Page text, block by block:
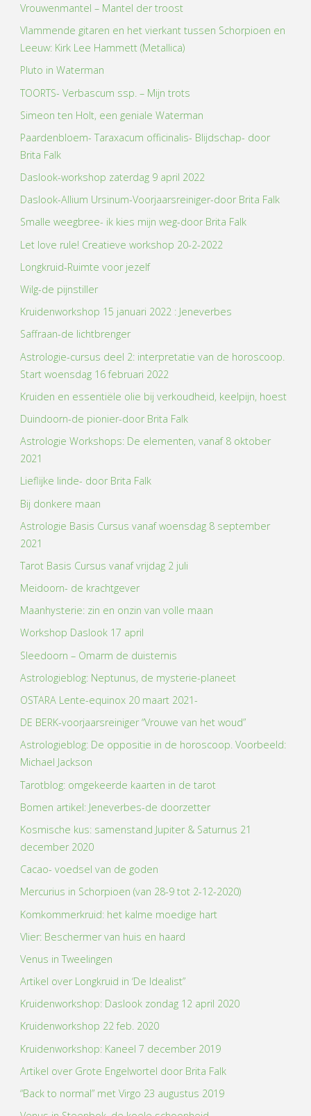
Vrouwenmantel – Mantel der troost
Vlammende gitaren en het vierkant tussen Schorpioen en
Leeuw: Kirk Lee Hammett (Metallica)
Pluto in Waterman
TOORTS- Verbascum ssp. – Mijn trots
Simeon ten Holt, een geniale Waterman
Paardenbloem- Taraxacum officinalis- Blijdschap- door
Brita Falk
Daslook-workshop zaterdag 9 april 2022
Daslook-Allium Ursinum-Voorjaarsreiniger-door Brita Falk
Smalle weegbree- ik kies mijn weg-door Brita Falk
Let love rule! Creatieve workshop 20-2-2022
Longkruid-Ruimte voor jezelf
Wilg-de pijnstiller
Kruidenworkshop 15 januari 2022 : Jeneverbes
Saffraan-de lichtbrenger
Astrologie-cursus deel 2: interpretatie van de horoscoop.
Start woensdag 16 februari 2022
Kruiden en essentiële olie bij verkoudheid, keelpijn, hoest
Duindoorn-de pionier-door Brita Falk
Astrologie Workshops: De elementen, vanaf 8 oktober
2021
Lieflijke linde- door Brita Falk
Bij donkere maan
Astrologie Basis Cursus vanaf woensdag 8 september
2021
Tarot Basis Cursus vanaf vrijdag 2 juli
Meidoorn- de krachtgever
Maanhysterie: zin en onzin van volle maan
Workshop Daslook 17 april
Sleedoorn – Omarm de duisternis
Astrologieblog: Neptunus, de mysterie-planeet
OSTARA Lente-equinox 20 maart 2021-
DE BERK-voorjaarsreiniger “Vrouwe van het woud”
Astrologieblog: De oppositie in de horoscoop. Voorbeeld:
Michael Jackson
Tarotblog: omgekeerde kaarten in de tarot
Bomen artikel: Jeneverbes-de doorzetter
Kosmische kus: samenstand Jupiter & Saturnus 21
december 2020
Cacao- voedsel van de goden
Mercurius in Schorpioen (van 28-9 tot 2-12-2020)
Komkommerkruid: het kalme moedige hart
Vlier: Beschermer van huis en haard
Venus in Tweelingen
Artikel over Longkruid in ‘De Idealist”
Kruidenworkshop: Daslook zondag 12 april 2020
Kruidenworkshop 22 feb. 2020
Kruidenworkshop: Kaneel 7 december 2019
Artikel over Grote Engelwortel door Brita Falk
“Back to normal” met Virgo 23 augustus 2019